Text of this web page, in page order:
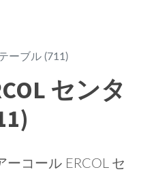
ーブル (711)
センタ
コール ERCOL セ